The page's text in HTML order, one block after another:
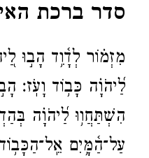
סדר ברכת
מִזְמ֗וֹר לְדָ֫וִ֥ד הָב֣וּ
לַ֝יהֹוָ֗ה כָּב֥וֹד וָעֹֽז׃
הִשְׁתַּחֲו֥וּ לַ֝יהֹוָ֗ה
עַל־הַ֫מָּ֥יִם